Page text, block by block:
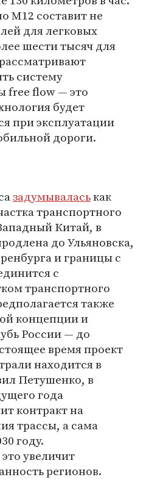
М12 составит не
для легковых
шести тысяч для
систему
free flow — это
будет
при эксплуатации
дороги.
задумываласькак
транспортного
Китай, в
до Ульяновска,
и границы с
с
транспортного
также
концепции и
России — до
время проект
находится в
Петушенко, в
года
контракт на
трассы, а сама
году.
увеличит
регионов.